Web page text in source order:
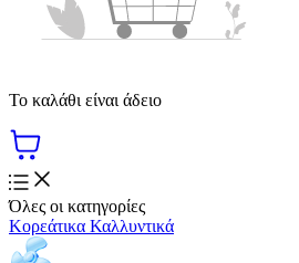
Το καλάθι είναι άδειο
Όλες οι κατηγορίες
Κορεάτικα Καλλυντικά